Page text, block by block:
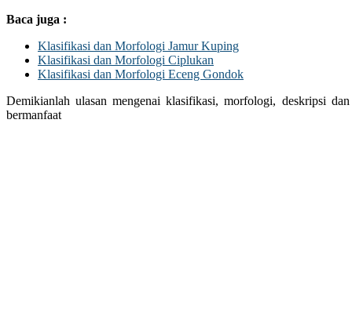
Baca juga :
Klasifikasi dan Morfologi Jamur Kuping
Klasifikasi dan Morfologi Ciplukan
Klasifikasi dan Morfologi Eceng Gondok
Demikianlah ulasan mengenai klasifikasi, morfologi, deskripsi
bermanfaat